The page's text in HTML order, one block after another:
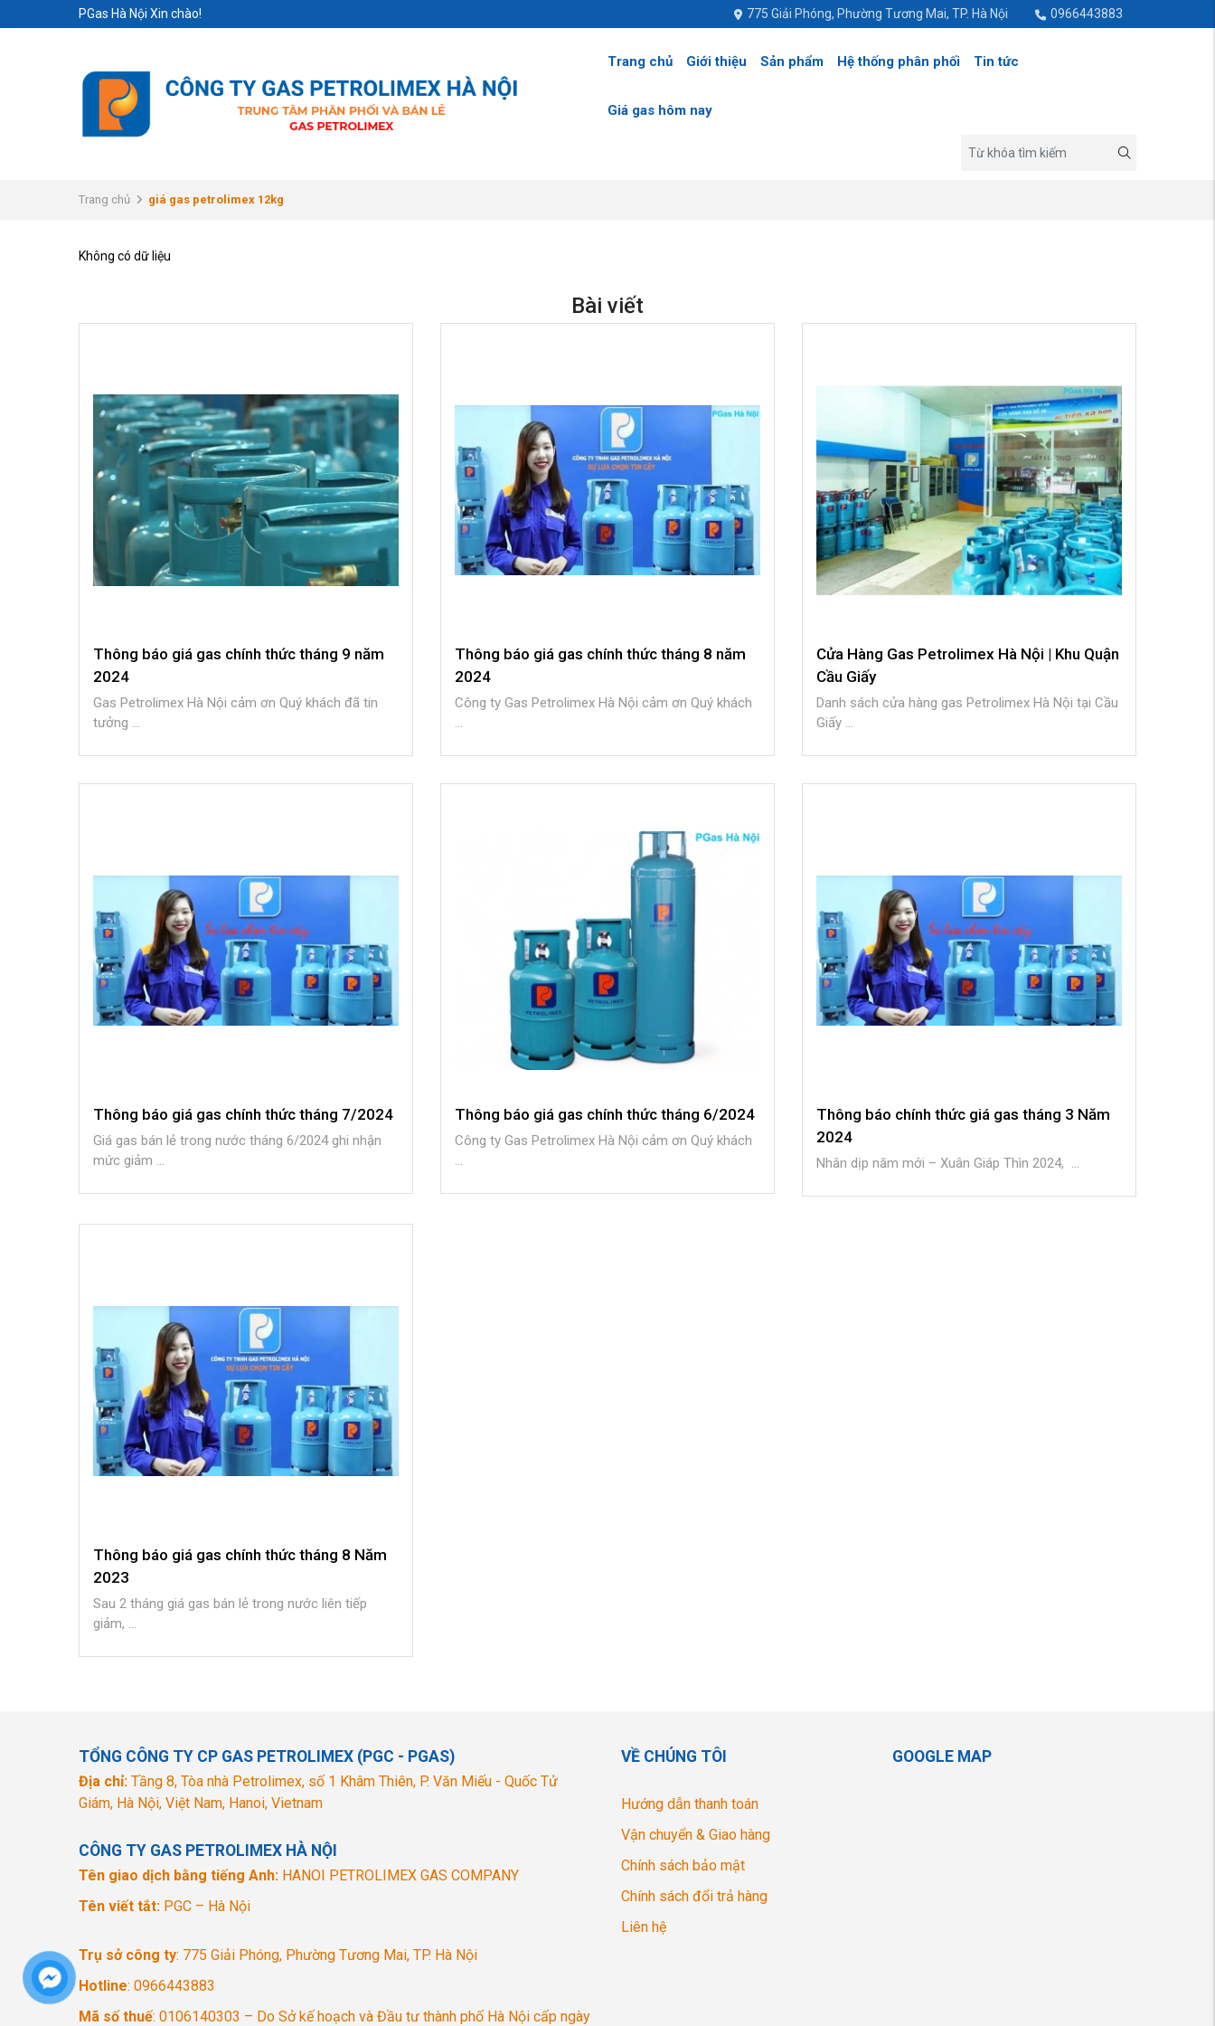
PGas Hà Nội Xin chào! 775 Giải Phóng, Phường Tương Mai, TP. Hà Nội 0966443883
Trang chủ Giới thiệu Sản phẩm Hệ thống phân phối Tin tức
Giá gas hôm nay
Trang chủ giá gas petrolimex 12kg
Không có dữ liệu
Bài viết
Thông báo giá gas chính thức tháng 9 năm
2024
Gas Petrolimex Hà Nội cảm ơn Quý khách đã tin
tưởng ...
Thông báo giá gas chính thức tháng 8 năm
2024
Công ty Gas Petrolimex Hà Nội cảm ơn Quý khách
...
Cửa Hàng Gas Petrolimex Hà Nội | Khu Quận
Cầu Giấy
Danh sách cửa hàng gas Petrolimex Hà Nội tại Cầu
Giấy ...
Thông báo giá gas chính thức tháng 7/2024
Giá gas bán lẻ trong nước tháng 6/2024 ghi nhận
mức giảm ...
Thông báo giá gas chính thức tháng 6/2024
Công ty Gas Petrolimex Hà Nội cảm ơn Quý khách
...
Thông báo chính thức giá gas tháng 3 Năm
2024
Nhân dịp năm mới – Xuân Giáp Thìn 2024, ...
Thông báo giá gas chính thức tháng 8 Năm
2023
Sau 2 tháng giá gas bán lẻ trong nước liên tiếp
giảm, ...
TỔNG CÔNG TY CP GAS PETROLIMEX (PGC - PGAS)
Địa chỉ: Tầng 8, Tòa nhà Petrolimex, số 1 Khâm Thiên, P. Văn Miếu - Quốc Tử
Giám, Hà Nội, Việt Nam, Hanoi, Vietnam
CÔNG TY GAS PETROLIMEX HÀ NỘI
Tên giao dịch bằng tiếng Anh: HANOI PETROLIMEX GAS COMPANY
Tên viết tắt: PGC – Hà Nội
Trụ sở công ty: 775 Giải Phóng, Phường Tương Mai, TP. Hà Nội
Hotline: 0966443883
Mã số thuế: 0106140303 – Do Sở kế hoạch và Đầu tư thành phố Hà Nội cấp ngày
VỀ CHÚNG TÔI
Hướng dẫn thanh toán
Vận chuyển & Giao hàng
Chính sách bảo mật
Chính sách đổi trả hàng
Liên hệ
GOOGLE MAP